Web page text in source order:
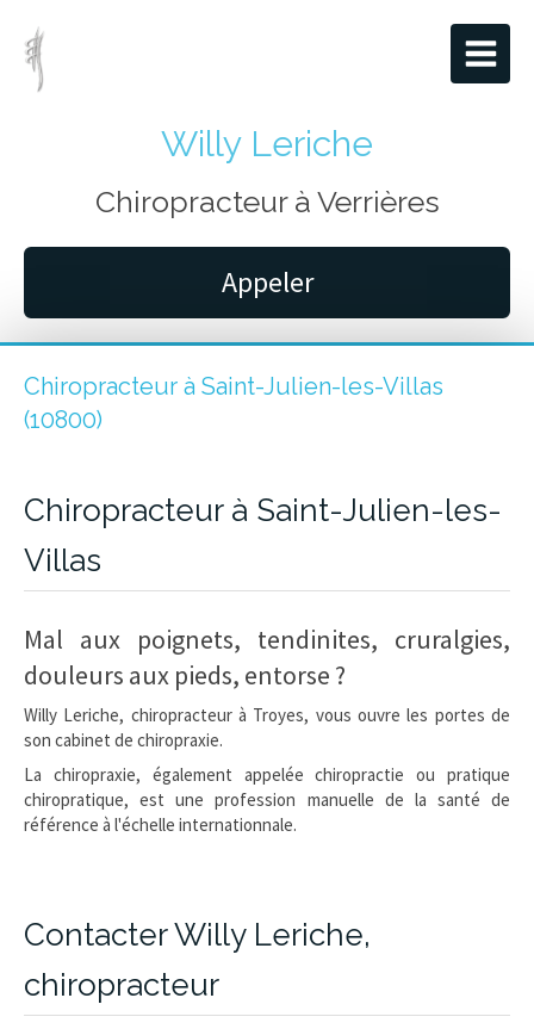
Willy Leriche
Chiropracteur à Verrières
Appeler
Chiropracteur à Saint-Julien-les-Villas
(10800)
Chiropracteur à Saint-Julien-les-
Villas
Mal aux poignets, tendinites, cruralgies,
douleurs aux pieds, entorse ?
Willy Leriche, chiropracteur à Troyes, vous ouvre les portes de
son cabinet de chiropraxie.
La chiropraxie, également appelée chiropractie ou pratique
chiropratique, est une profession manuelle de la santé de
référence à l'échelle internationnale.
Contacter Willy Leriche,
chiropracteur